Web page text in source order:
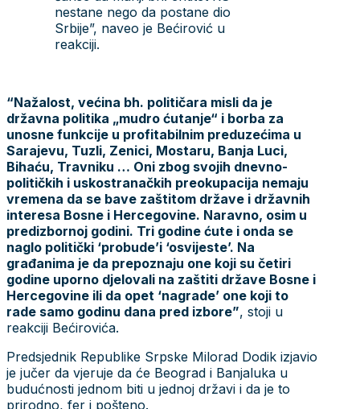
nestane nego da postane dio
Srbije”, naveo je Bećirović u
reakciji.
“Nažalost, većina bh. političara misli da je
državna politika „mudro ćutanje“ i borba za
unosne funkcije u profitabilnim preduzećima u
Sarajevu, Tuzli, Zenici, Mostaru, Banja Luci,
Bihaću, Travniku … Oni zbog svojih dnevno-
političkih i uskostranačkih preokupacija nemaju
vremena da se bave zaštitom države i državnih
interesa Bosne i Hercegovine. Naravno, osim u
predizbornoj godini. Tri godine ćute i onda se
naglo politički ‘probude’i ‘osvijeste’. Na
građanima je da prepoznaju one koji su četiri
godine uporno djelovali na zaštiti države Bosne i
Hercegovine ili da opet ‘nagrade’ one koji to
rade samo godinu dana pred izbore”, stoji u
reakciji Bećirovića.
Predsjednik Republike Srpske Milorad Dodik izjavio
je jučer da vjeruje da će Beograd i Banjaluka u
budućnosti jednom biti u jednoj državi i da je to
prirodno, fer i pošteno.